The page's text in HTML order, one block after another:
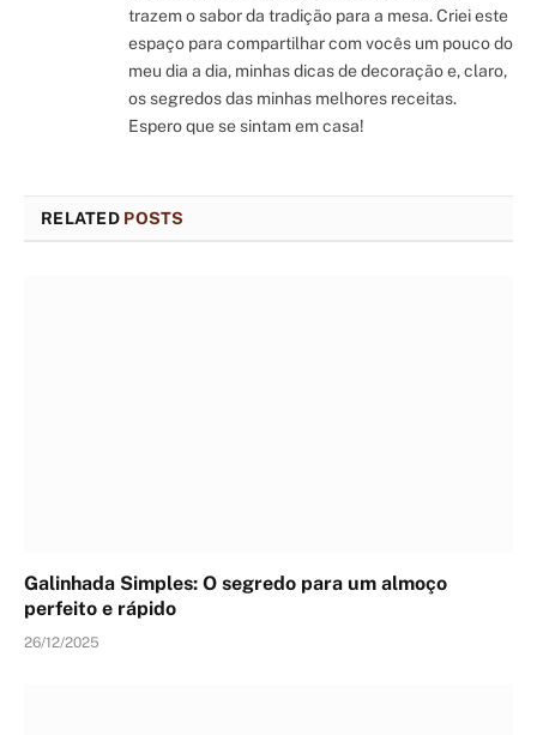
trazem o sabor da tradição para a mesa. Criei este
espaço para compartilhar com vocês um pouco do
meu dia a dia, minhas dicas de decoração e, claro,
os segredos das minhas melhores receitas.
Espero que se sintam em casa!
RELATED POSTS
Galinhada Simples: O segredo para um almoço
perfeito e rápido
26/12/2025